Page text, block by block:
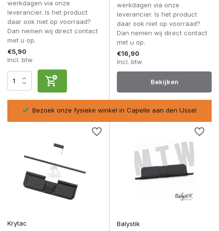
Realistische upgrade componenten
Dust covers zijn geschikt voor spelers die hun replica willen
herstellen of visueel verfijnen.
Veelgestelde vragen
Heeft een dust cover invloed op prestaties?
Niet direct, maar het beschermt de hop-up opening tegen
Nee, controleer compatibiliteit met je receiver.
Kan ik mijn dust cover zelf vervangen?
Waarom opent mijn dust cover niet automatisch?
Controleer het veer- en scharniermechanisme of
compatibiliteit.
Met een kwalitatieve
zorg je voor een realistische
uitstraling en extra bescherming van je AEG.
werkdagen via onze
leverancier. Is het product
daar ook niet op voorraad?
Dan nemen wij direct contact
met u op.
€5,90
Incl. btw
werkdagen via onze
leverancier. Is het product
daar ook niet op voorraad?
Dan nemen wij direct contact
met u op.
€16,90
Incl. btw
Bekijken
Bezoek onze fysieke winkel in Capelle aan den IJssel
Krytac
Balystik